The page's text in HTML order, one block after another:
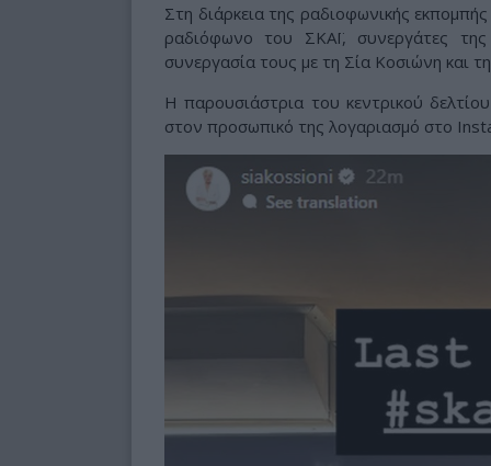
Στη διάρκεια της ραδιοφωνικής
ραδιόφωνο του ΣΚΑΪ, συνεργάτες
συνεργασία τους με τη Σία Κοσιώνη και
Η παρουσιάστρια του κεντρικού
στον προσωπικό της λογαριασμό στο